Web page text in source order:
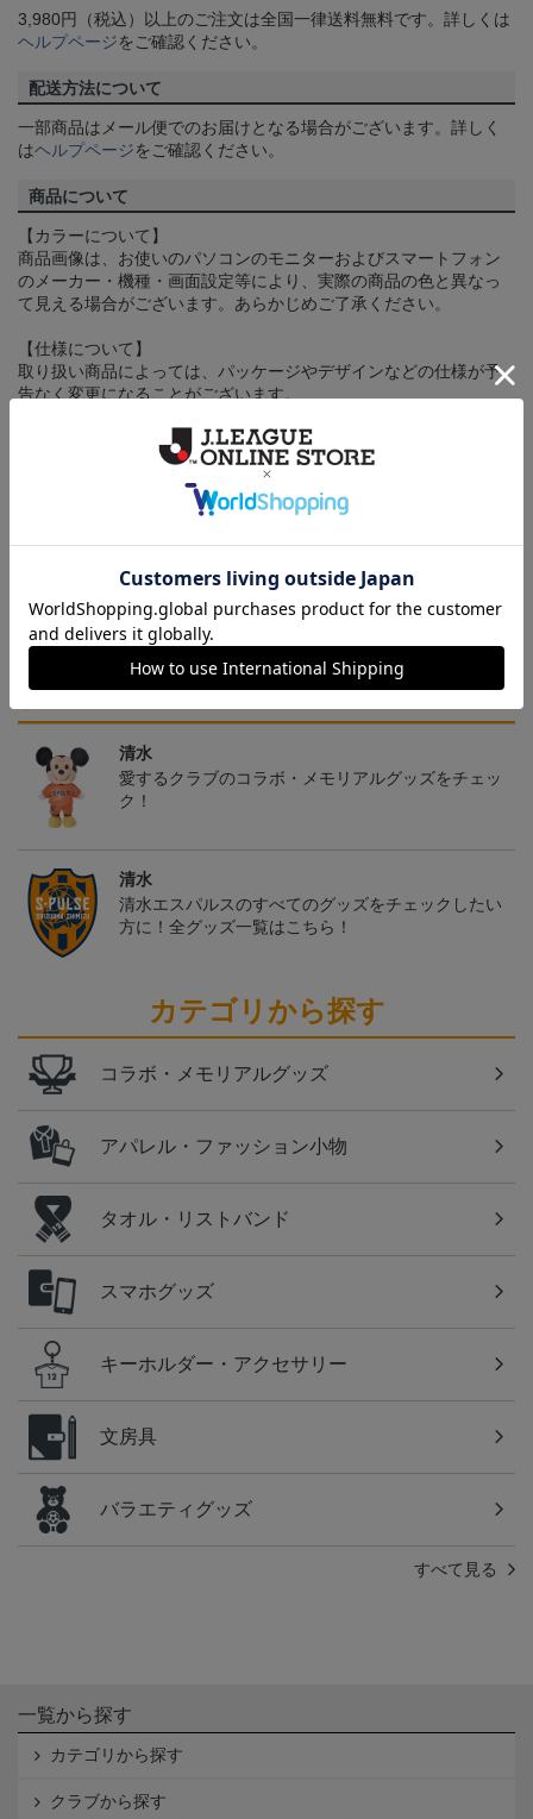
3,980円（税込）以上のご注文は全国一律送料無料です。詳しくは
ヘルプページをご確認ください。
配送方法について
一部商品はメール便でのお届けとなる場合がございます。詳しく
はヘルプページをご確認ください。
商品について
【カラーについて】
商品画像は、お使いのパソコンのモニターおよびスマートフォン
のメーカー・機種・画面設定等により、実際の商品の色と異なっ
て見える場合がございます。あらかじめご了承ください。
【仕様について】
取り扱い商品によっては、パッケージやデザインなどの仕様が予
告なく変更になることがございます。
ギフト対応について
清水
愛するクラブのコラボ・メモリアルグッズをチェッ
ク！
清水
清水エスパルスのすべてのグッズをチェックしたい
方に！全グッズ一覧はこちら！
カテゴリから探す
コラボ・メモリアルグッズ
アパレル・ファッション小物
タオル・リストバンド
スマホグッズ
キーホルダー・アクセサリー
文房具
バラエティグッズ
すべて見る
一覧から探す
カテゴリから探す
クラブから探す